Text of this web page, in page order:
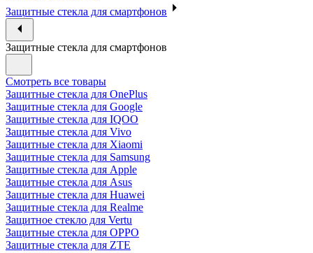
Защитные стекла для смартфонов
Защитные стекла для смартфонов
Смотреть все товары
Защитные стекла для OnePlus
Защитные стекла для Google
Защитные стекла для IQOO
Защитные стекла для Vivo
Защитные стекла для Xiaomi
Защитные стекла для Samsung
Защитные стекла для Apple
Защитные стекла для Asus
Защитные стекла для Huawei
Защитные стекла для Realme
Защитное стекло для Vertu
Защитные стекла для OPPO
Защитные стекла для ZTE